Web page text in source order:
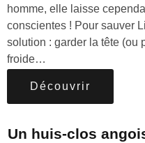
homme, elle laisse
conscientes ! Pour sauver
solution : garder la tête (ou
froide…
Découvrir
Un huis-clos